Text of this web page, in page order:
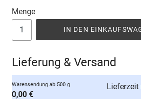
Menge
IN DEN
Lieferung & Versand
Warensendung ab 500 g
0,00 €
Lieferzeit